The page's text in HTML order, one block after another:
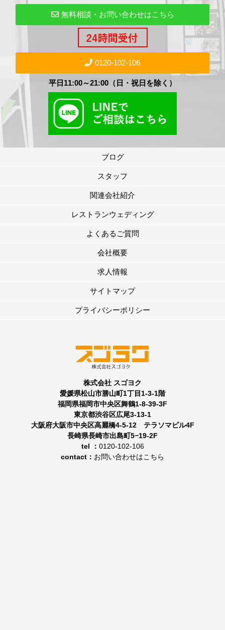
無料相談・お問い合わせはこちら
0120-102-106
平日11:00～21:00（日・祝日を除く）
ブログ
スタッフ
関連会社紹介
レストランウェディング
よくあるご質問
会社概要
求人情報
サイトマップ
プライバシーポリシー
株式会社 スゴヨク
愛媛県松山市勝山町1丁目1-3-1階
福岡県福岡市中央区舞鶴1-8-39-3F
東京都渋谷区広尾3-13-1
大阪府大阪市中央区高麗橋4-5-12 テラソマビル4F
長崎県長崎市出島町5−19-2F
tel ： 0120-102-106
contact： お問い合わせはこちら